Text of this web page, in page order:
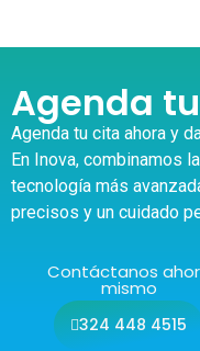
Agenda
Agenda tu cita ahora y
En Inova, combinamos
tecnología más
precisos y un cuidado
Contáctanos
mismo
324 448 4515